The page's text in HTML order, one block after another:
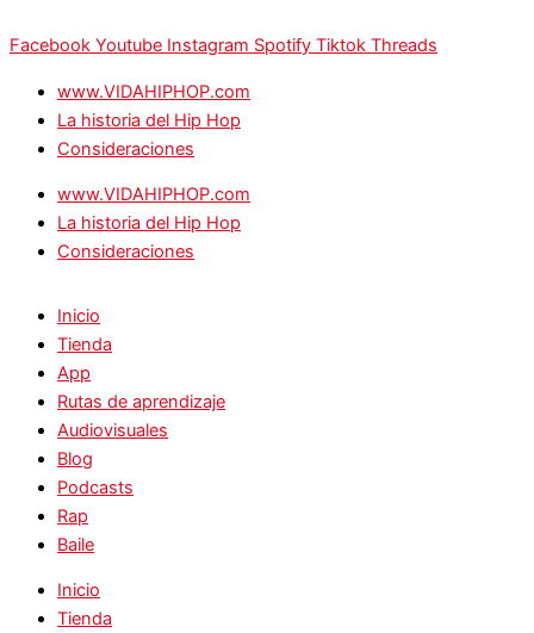
Facebook Youtube Instagram Spotify Tiktok Threads
www.VIDAHIPHOP.com
La historia del Hip Hop
Consideraciones
www.VIDAHIPHOP.com
La historia del Hip Hop
Consideraciones
Inicio
Tienda
App
Rutas de aprendizaje
Audiovisuales
Blog
Podcasts
Rap
Baile
Inicio
Tienda